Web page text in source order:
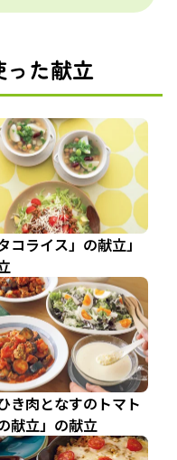
た献立
コライス」の献立」
き肉となすのトマト
献立」の献立